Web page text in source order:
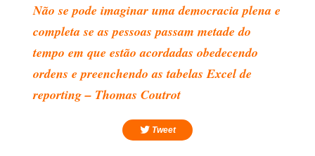
Não se pode imaginar uma democracia plena e
completa se as pessoas passam metade do
tempo em que estão acordadas obedecendo
ordens e preenchendo as tabelas Excel de
reporting – Thomas Coutrot
Tweet